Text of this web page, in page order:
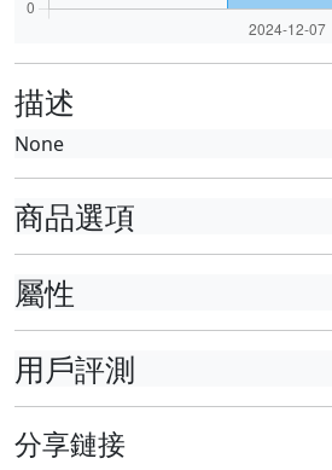
描述
None
商品選項
屬性
用戶評測
分享鏈接